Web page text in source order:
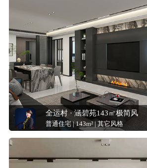
全运村 · 涵碧苑143㎡极简风
普通住宅 | 143m² | 其它风格